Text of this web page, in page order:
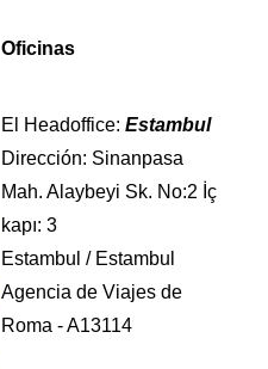
Oficinas
El Headoffice: Estambul
Dirección: Sinanpasa
Mah. Alaybeyi Sk. No:2 İç
kapı: 3
Estambul / Estambul
Agencia de Viajes de
Roma - A13114